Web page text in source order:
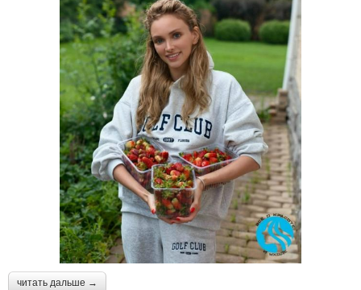
читать дальше →